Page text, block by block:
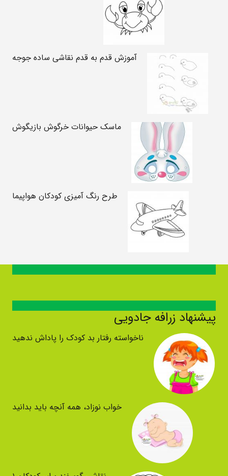
آموزش قدم به قدم نقاشی ساده جوجه
ماسک حیوانات خرگوش بازیگوش
طرح رنگ آمیزی کودکان هواپیما
پیشنهاد زرافه جادویی
ناخواسته رفتار بد کودک را پاداش ندهید
خواب نوزاد، همه آنچه باید بدانید